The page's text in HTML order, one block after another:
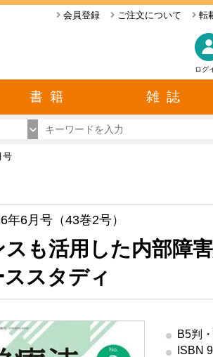
転
ご注文について
会員登録
ログ
書 籍 雑 誌
号
6月号（43巻2号）
も活用した内部障
スタディ
B5判
ISBN